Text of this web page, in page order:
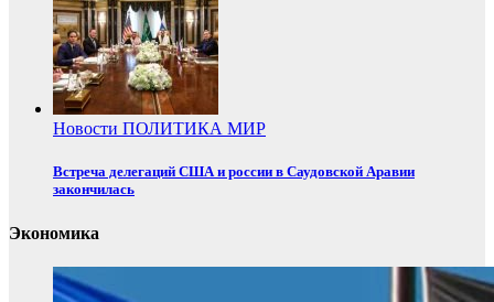
Новости ПОЛИТИКА МИР
Встреча делегаций США и россии в Саудовской Аравии
закончилась
Экономика